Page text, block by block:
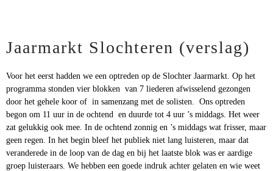
Jaarmarkt Slochteren (verslag)
Voor het eerst hadden we een optreden op de Slochter Jaarmarkt. Op het
programma stonden vier blokken van 7 liederen afwisselend gezongen
door het gehele koor of in samenzang met de solisten. Ons optreden
begon om 11 uur in de ochtend en duurde tot 4 uur ’s middags. Het weer
zat gelukkig ook mee. In de ochtend zonnig en ’s middags wat frisser, maar
geen regen. In het begin bleef het publiek niet lang luisteren, maar dat
veranderede in de loop van de dag en bij het laatste blok was er aardige
groep luisteraars. We hebben een goede indruk achter gelaten en wie weet